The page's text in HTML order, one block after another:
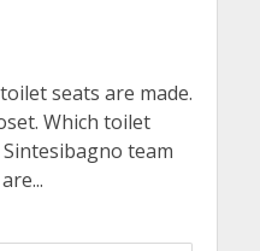
seats are made.
Which toilet
team